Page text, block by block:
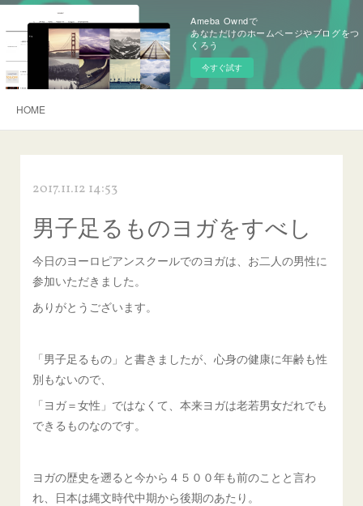
Ameba Owndで
あなただけのホームページやブログをつ
くろう
今すぐ試す
HOME
2017.11.12 14:53
男子足るものヨガをすべし
今日のヨーロピアンスクールでのヨガは、お二人の男性に
参加いただきました。
ありがとうございます。
「男子足るもの」と書きましたが、心身の健康に年齢も性
別もないので、
「ヨガ＝女性」ではなくて、本来ヨガは老若男女だれでも
できるものなのです。
ヨガの歴史を遡ると今から４５００年も前のことと言わ
れ、日本は縄文時代中期から後期のあたり。